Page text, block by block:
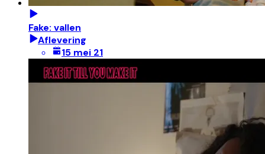
Fake: vallen
Aflevering
15 mei 21